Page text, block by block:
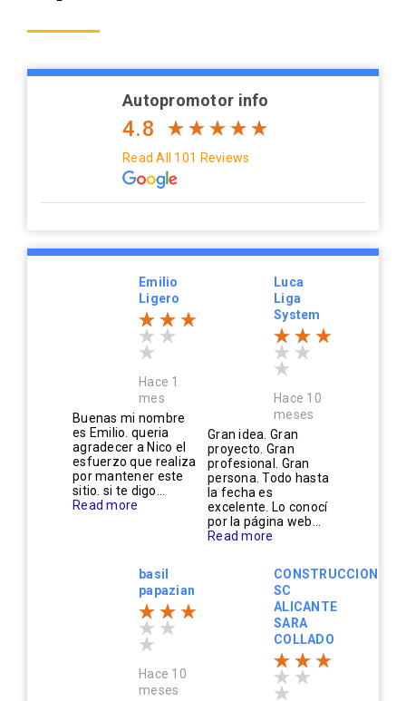
Autopromotor info
4.8
Read All 101 Reviews
Emilio
Ligero
Hace 1
mes
Buenas mi nombre
es Emilio. queria
agradecer a Nico el
esfuerzo que realiza
por mantener este
sitio. si te digo...
Read more
Luca
Liga
System
Hace 10
meses
Gran idea. Gran
proyecto. Gran
profesional. Gran
persona. Todo hasta
la fecha es
excelente. Lo conocí
por la página web...
Read more
basil
papazian
Hace 10
meses
CONSTRUCCIONES
SC
ALICANTE
SARA
COLLADO